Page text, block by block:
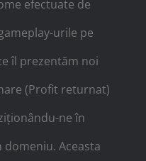
efectuate de
urile pe
îl prezentăm noi
(Profit returnat)
ne în
Aceasta